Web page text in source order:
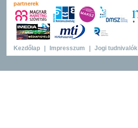
partnerek
Kezdőlap Impresszum Jogi tudnivalók